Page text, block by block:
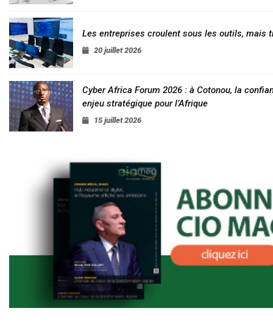
Les entreprises croulent sous les outils, mais
20 juillet 2026
Cyber Africa Forum 2026 : à Cotonou, la
enjeu stratégique pour l’Afrique
15 juillet 2026